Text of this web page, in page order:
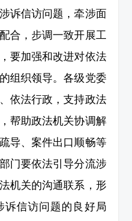
信访问题，牵涉面
合，步调一致开展工
要加强和改进对依法
组织领导。各级党委
依法行政，支持政法
帮助政法机关协调解
导、案件出口顺畅等
门要依法引导分流涉
机关的沟通联系，形
诉信访问题的良好局